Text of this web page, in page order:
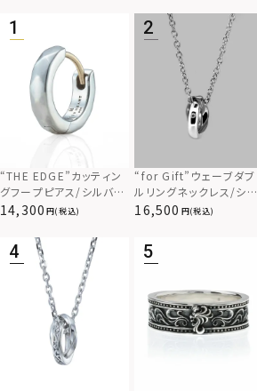
“THE EDGE”カッティン
グフープピアス/シルバー
925
14,300 (税込)
“for Gift”ウェーブダブ
ルリングネックレス/シル
バー×ブラック/シルバー
16,500 (税込)